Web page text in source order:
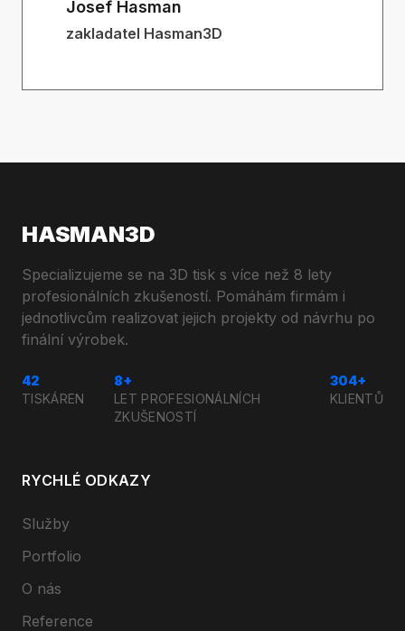
Josef Hasman
zakladatel Hasman3D
HASMAN3D
Specializujeme se na 3D tisk s více než 8 lety
profesionálních zkušeností. Pomáhám firmám i
jednotlivcům realizovat jejich projekty od návrhu po
finální výrobek.
42
TISKÁREN
8+
LET PROFESIONÁLNÍCH
ZKUŠENOSTÍ
304+
KLIENTŮ
RYCHLÉ ODKAZY
Služby
Portfolio
O nás
Reference